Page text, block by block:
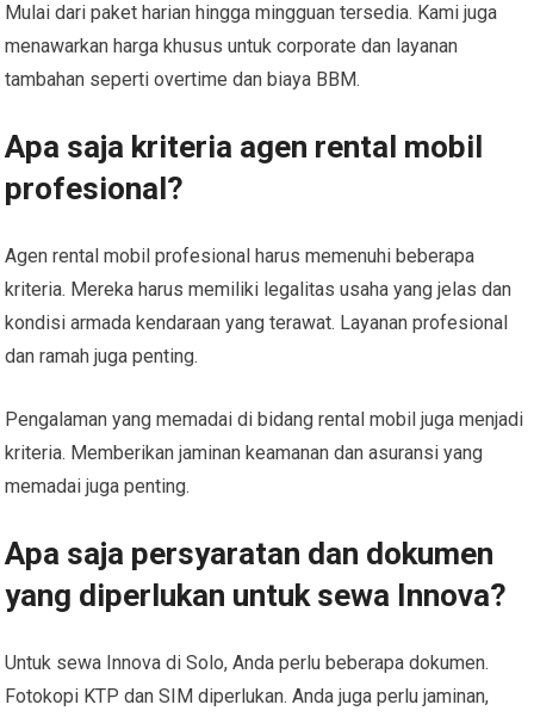
Mulai dari paket harian hingga mingguan tersedia. Kami juga
menawarkan harga khusus untuk corporate dan layanan
tambahan seperti overtime dan biaya BBM.
Apa saja kriteria agen rental mobil
profesional?
Agen rental mobil profesional harus memenuhi beberapa
kriteria. Mereka harus memiliki legalitas usaha yang jelas dan
kondisi armada kendaraan yang terawat. Layanan profesional
dan ramah juga penting.
Pengalaman yang memadai di bidang rental mobil juga menjadi
kriteria. Memberikan jaminan keamanan dan asuransi yang
memadai juga penting.
Apa saja persyaratan dan dokumen
yang diperlukan untuk sewa Innova?
Untuk sewa Innova di Solo, Anda perlu beberapa dokumen.
Fotokopi KTP dan SIM diperlukan. Anda juga perlu jaminan,